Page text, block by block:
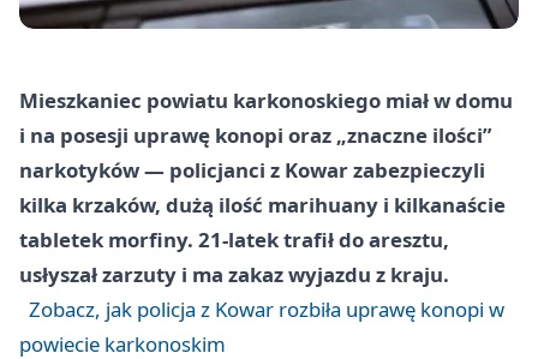
Mieszkaniec powiatu karkonoskiego miał w domu
i na posesji uprawę konopi oraz „znaczne ilości”
narkotyków — policjanci z Kowar zabezpieczyli
kilka krzaków, dużą ilość marihuany i kilkanaście
tabletek morfiny. 21-latek trafił do aresztu,
usłyszał zarzuty i ma zakaz wyjazdu z kraju.
Zobacz, jak policja z Kowar rozbiła uprawę konopi w
powiecie karkonoskim